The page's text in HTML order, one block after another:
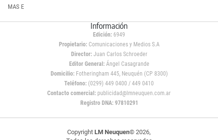
MAS E
Información
Edición: 6949
Propietario:Comunicaciones y Medios S.A
Director: Juan Carlos Schroeder
Editor General:Ángel Casagrande
Domicilio:Fotheringham 445, Neuquén (CP 8300)
Teléfono: (0299) 449 0400 / 449 0410
Contacto comercial: publicidad@lmneuquen.com.ar
Registro DNA: 97810291
Copyright LM Neuquen© 2026,